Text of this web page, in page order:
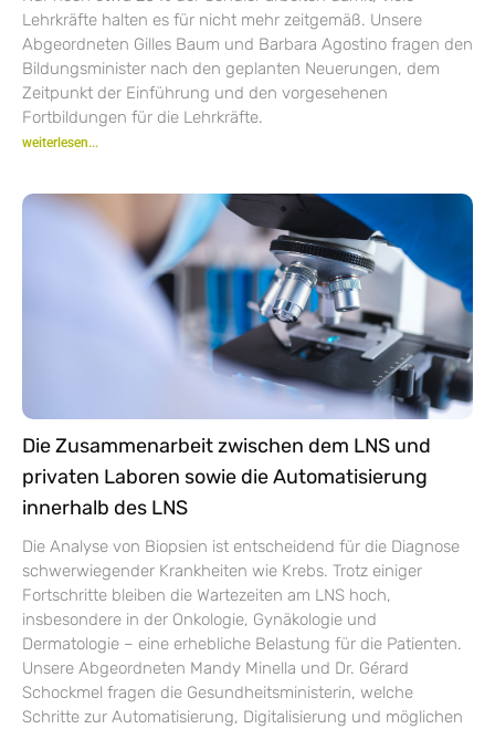
Lehrkräfte halten es für nicht mehr zeitgemäß. Unsere
Abgeordneten Gilles Baum und Barbara Agostino fragen den
Bildungsminister nach den geplanten Neuerungen, dem
Zeitpunkt der Einführung und den vorgesehenen
Fortbildungen für die Lehrkräfte.
weiterlesen...
Die Zusammenarbeit zwischen dem LNS und
privaten Laboren sowie die Automatisierung
innerhalb des LNS
Die Analyse von Biopsien ist entscheidend für die Diagnose
schwerwiegender Krankheiten wie Krebs. Trotz einiger
Fortschritte bleiben die Wartezeiten am LNS hoch,
insbesondere in der Onkologie, Gynäkologie und
Dermatologie – eine erhebliche Belastung für die Patienten.
Unsere Abgeordneten Mandy Minella und Dr. Gérard
Schockmel fragen die Gesundheitsministerin, welche
Schritte zur Automatisierung, Digitalisierung und möglichen